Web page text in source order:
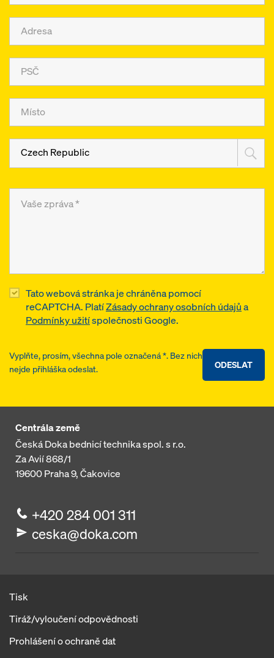
Czech Republic
Tato webová stránka je chráněna pomocí
reCAPTCHA. PlatíZásady ochrany osobních údajůa
Podmínky užitíspolečnosti Google.
ODESLAT
Vyplňte, prosím, všechna pole označená *. Bez nich
nejde přihláška odeslat.
Centrála země
Česká Doka bednicí technika spol. s r.o.
Za Avií 868/1
19600Praha 9, Čakovice
+420 284 001 311
ceska@doka.com
Tisk
Tiráž/vyloučení odpovědnosti
Prohlášení o ochraně dat